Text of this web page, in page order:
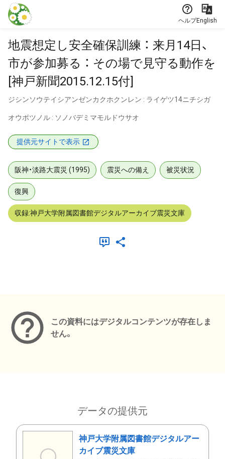
本文に飛ぶ
ヘルプEnglish
地震想定し安全確保訓練 ： 来月14日、
市が参加募る ： その場で見守る動作を
[神戸新聞2015.12.15付]
ジシンソウテイシアンゼンカクホクンレン : ライゲツ14ニチシガ
オウボツノル : ソノバデミマモルドウサオ
提供元サイトで表示
阪神・淡路大震災 (1995) 震災への備え 被災状況
復興
収録:神戸大学附属図書館デジタルアーカイブ震災文庫
この資料にはデジタルコンテンツが存在しま
せん。
データの提供元
神戸大学附属図書館デジタルアー
カイブ震災文庫